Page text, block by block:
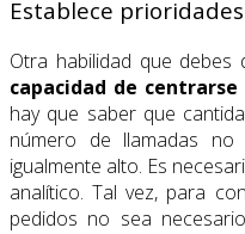
Establece prioridades
Otra habilidad que
capacidad de
hay que saber que
número de llamadas
igualmente alto. Es
analítico. Tal vez, para
pedidos no sea